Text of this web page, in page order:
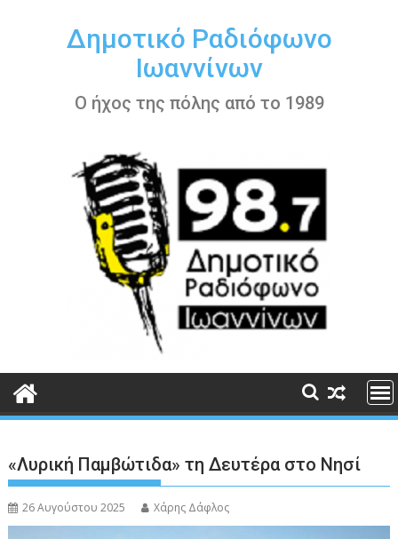
περιεχόμενοΔημοτικό Ραδιόφωνο
Ιωαννίνων
Ο ήχος της πόλης από το 1989
«Λυρική Παμβώτιδα» τη Δευτέρα στο Νησί
26 Αυγούστου 2025 Χάρης Δάφλος